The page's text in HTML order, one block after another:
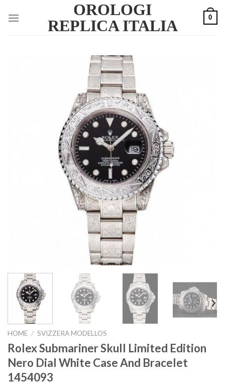
OROLOGI
REPLICA ITALIA
0
HOME / SVIZZERA MODELLOS
Rolex Submariner Skull Limited Edition
Nero Dial White Case And Bracelet
1454093